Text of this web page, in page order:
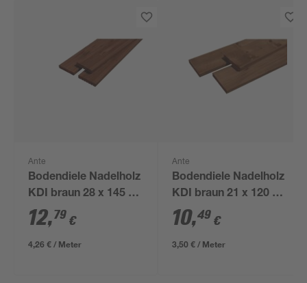
Ante
Bodendiele Nadelholz
KDI braun 28 x 145 x
3000 mm
12,79 €
4,26 € / Meter
Ante
Bodendiele Nadelholz
KDI braun 21 x 120 x
3000 mm
10,49 €
3,50 € / Meter